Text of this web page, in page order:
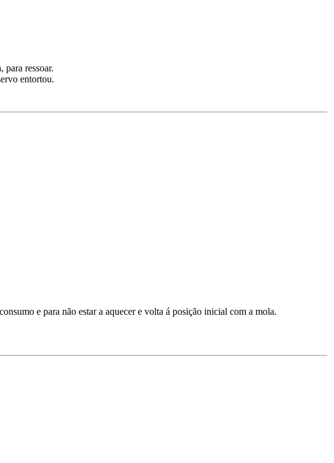
para ressoar.
entortou.
e para não estar a aquecer e volta á posição inicial com a mola.